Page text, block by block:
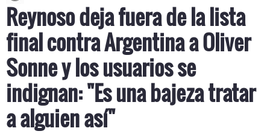
Reynoso deja fuera de la lista
final contra Argentina a Oliver
Sonne y los usuarios se
indignan: "Es una bajeza tratar
a alguien así"